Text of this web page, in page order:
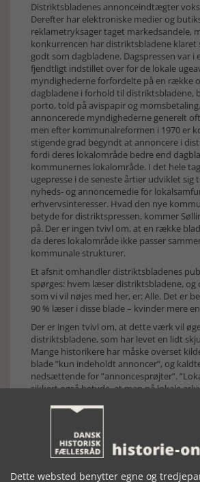
Distriktsbladenes annonceindtægter
Derefter har elektroniske medier og
reklametryksager taget markedsandele,
konkurrencen har distriktsbladene klaret
godt som dagbladene. Dagspressen var i
fjendtligt indstillet over for de lokale
myndighederne forfordelte på en række
dagbladene i for­hold til distriktsbladene,
porto, told på avispapir og
annoncerede myndighederne generelt
men efter kommunalreformen i 1970 er
stigende grad begyndt at annoncere i
fordi deres lokalområde be­dre end
kommunernes lokalområde. I det hele
uge­presse i de seneste årtier udviklet sig
nyheds- og annoncemedie for
erhvervsinteresser. Hvad den nye
betyde for distriktspressen, kommer
på. Der er ingen tvivl om, at en række
da deres lokalområde ikke passer
kommunale strukturer.
Et afsnit omhandler distriktsbladenes
spørges: hvem læser distriktsbladene, og
som vi vil nøjes med her, er: Alle. Det er
90 % læser i disse blade – kvinder mere
Der er ingen tvivl om, at dette værk vil
distriktsbladene, som har levet en lidt
Mange historikere har måske overset
blade ”kun indeholdt annoncer”, og
nedsættende for ”annoncesprøjter”.
sikkert også betyde, at man på lokale
tide. Af Jette D. Søllinges registrering kan
Vojens 1935-73, 1975-76, Aulum Tidende
Omegns Avis 1964-77). Her havde det
Det kgl. Bibliotek i perioden 1948-72 ikke
lokalblade. Den største samling findes
Dette websted benytter egne og